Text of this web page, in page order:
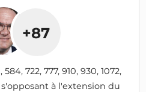
+87
722, 777, 910, 930, 1072,
s'opposant à l'extension du